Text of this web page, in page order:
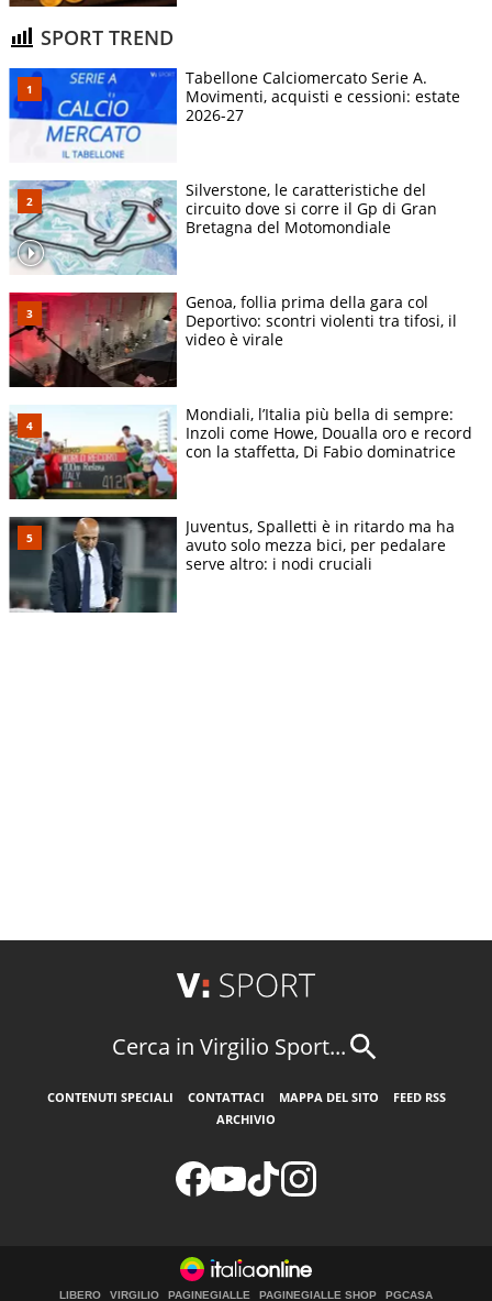
SPORT TREND
Tabellone Calciomercato Serie A.
Movimenti, acquisti e cessioni: estate
2026-27
Silverstone, le caratteristiche del
circuito dove si corre il Gp di Gran
Bretagna del Motomondiale
Genoa, follia prima della gara col
Deportivo: scontri violenti tra tifosi, il
video è virale
Mondiali, l’Italia più bella di sempre:
Inzoli come Howe, Doualla oro e record
con la staffetta, Di Fabio dominatrice
Juventus, Spalletti è in ritardo ma ha
avuto solo mezza bici, per pedalare
serve altro: i nodi cruciali
Cerca in Virgilio Sport...
CONTENUTI SPECIALI CONTATTACI MAPPA DEL SITO
FEED RSS
ARCHIVIO
LIBERO VIRGILIO PAGINEGIALLE PAGINEGIALLE SHOP PGCASA